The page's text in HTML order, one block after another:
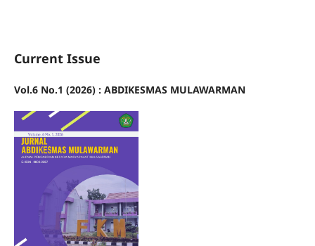
Current Issue
Vol.6 No.1 (2026) : ABDIKESMAS MULAWARMAN